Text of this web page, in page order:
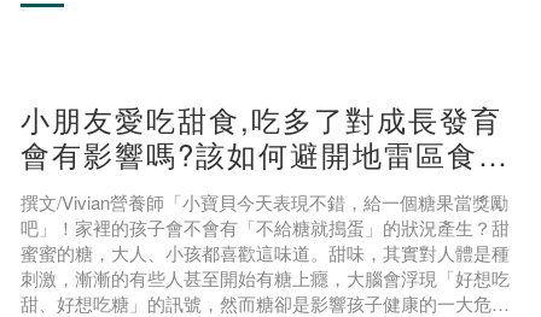
慮。究竟小孩長不高的原因是什麼？是飲食習慣不當，還是缺
小朋友愛吃甜食,吃多了對成長發育
會有影響嗎?該如何避開地雷區食物
呢?
撰文/Vivian營養師「小寶貝今天表現不錯，給一個糖果當獎勵
吧」！家裡的孩子會不會有「不給糖就搗蛋」的狀況產生？甜
蜜蜜的糖，大人、小孩都喜歡這味道。甜味，其實對人體是種
刺激，漸漸的有些人甚至開始有糖上癮，大腦會浮現「好想吃
甜、好想吃糖」的訊號，然而糖卻是影響孩子健康的一大危